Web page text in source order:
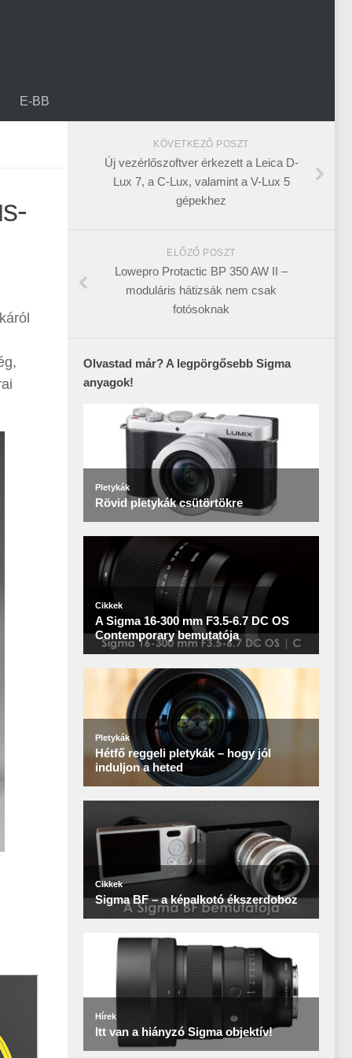
E-BB
KÖVETKEZŐ POSZT
Új vezérlőszoftver érkezett a Leica D-
Lux 7, a C-Lux, valamint a V-Lux 5
gépekhez
ELŐZŐ POSZT
Lowepro Protactic BP 350 AW II –
moduláris hátizsák nem csak
fotósoknak
Olvastad már? A legpörgősebb Sigma
anyagok!